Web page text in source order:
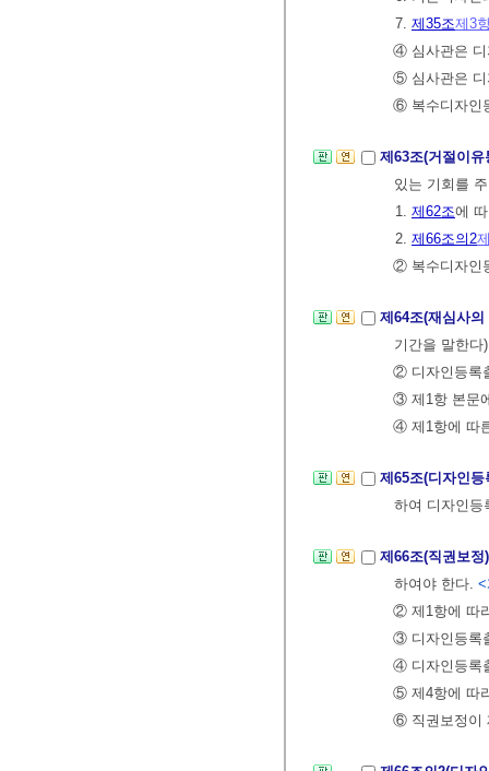
7. 제35조제3
④ 심사관은 디
⑤ 심사관은 디
⑥ 복수디자인
제63조(거절이
있는 기회를
1. 제62조에
2. 제66조의2
② 복수디자인
제64조(재심사
기간을 말한
② 디자인등록
③ 제1항 본문
④ 제1항에 따
제65조(디자인
하여 디자인등
제66조(직권보
하여야 한다. <
② 제1항에 따
③ 디자인등록
④ 디자인등록
⑤ 제4항에 따
⑥ 직권보정이